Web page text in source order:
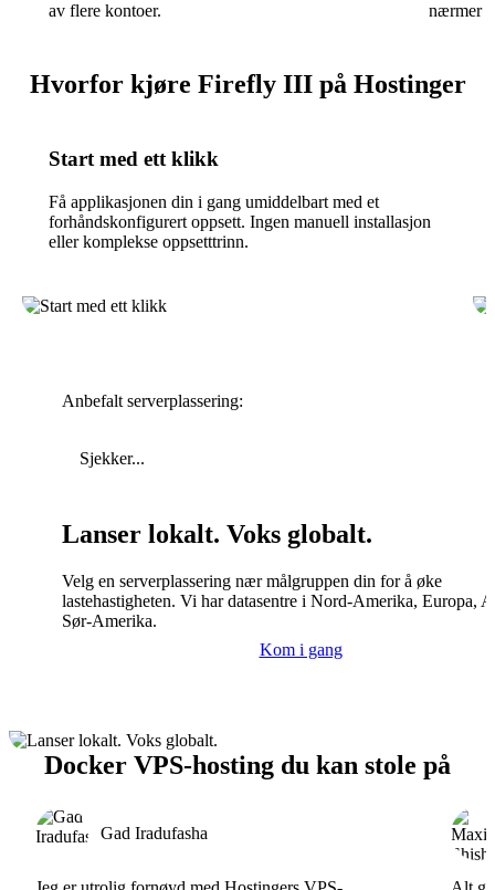
av flere kontoer.
nærmer
Hvorfor kjøre Firefly III på Hostinger
Start med ett klikk
Få applikasjonen din i gang umiddelbart med et
forhåndskonfigurert oppsett. Ingen manuell installasjon
eller komplekse oppsetttrinn.
Anbefalt serverplassering:
Sjekker...
Lanser lokalt. Voks globalt.
Velg en serverplassering nær målgruppen din for å øke
lastehastigheten. Vi har datasentre i Nord-Amerika, Europa,
Sør-Amerika.
Kom i gang
Docker VPS-hosting du kan stole på
Gad Iradufasha